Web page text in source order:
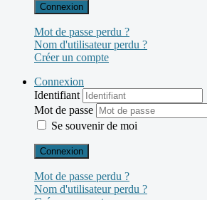
Connexion
Mot de passe perdu ?
Nom d'utilisateur perdu ?
Créer un compte
Connexion
Identifiant
Mot de passe
Se souvenir de moi
Connexion
Mot de passe perdu ?
Nom d'utilisateur perdu ?